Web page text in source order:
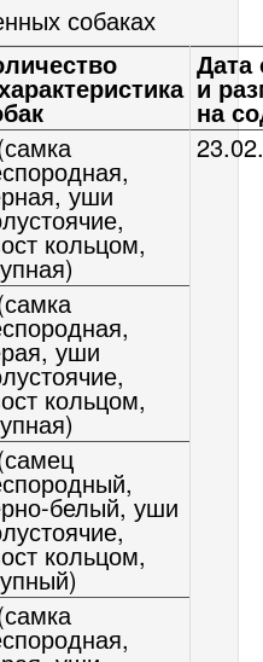
собаках
Дата
и
на
уши
кольцом,
уши
кольцом,
белый, уши
кольцом,